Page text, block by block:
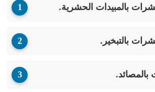
بالمبيدات الحشرية.
بالتبخير.